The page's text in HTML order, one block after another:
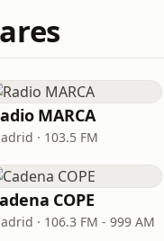
MARCA
· 103.5 FM
COPE
· 106.3 FM - 999 AM